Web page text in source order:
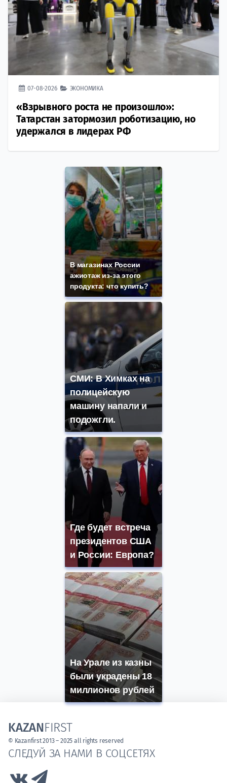
07-08-2026 ЭКОНОМИКА
«Взрывного роста не произошло»:
Татарстан затормозил роботизацию, но
удержался в лидерах РФ
В магазинах России
ажиотаж из-за этого
продукта: что купить?
СМИ: В Химках на
полицейскую
машину напали и
подожгли.
Где будет встреча
президентов США
и России: Европа?
На Урале из казны
были украдены 18
миллионов рублей
СЛЕДУЙ ЗА НАМИ В СОЦСЕТЯХ
Link to Vk
KAZANFIRST
© Kazanfirst 2013 – 2025 all rights reserved